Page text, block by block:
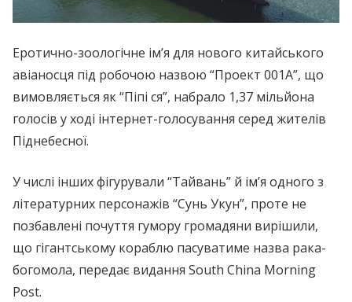
Еротично-зоологічне ім’я для нового китайського
авіаносця під робочою назвою “Проект 001А”, що
вимовляється як “Піпі ся”, набрало 1,37 мільйона
голосів у ході інтернет-голосування серед жителів
Піднебесної.
У числі інших фігурували “Тайвань” й ім’я одного з
літературних персонажів “Сунь Укун”, проте не
позбавлені почуття гумору громадяни вирішили,
що гігантському кораблю пасуватиме назва рака-
богомола, передає видання South China Morning
Post.